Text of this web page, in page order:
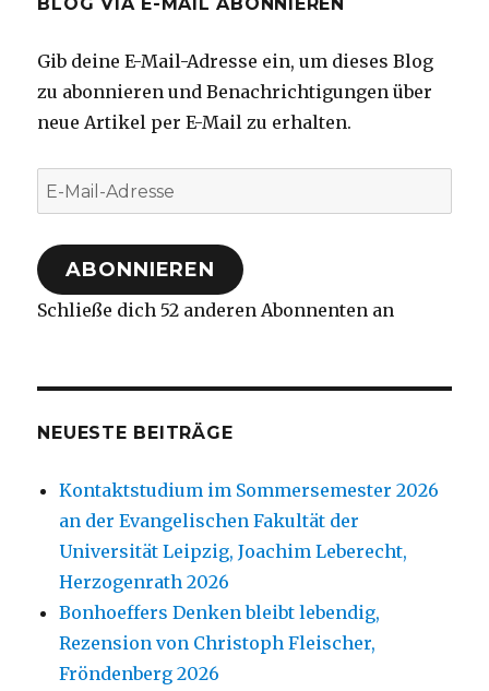
Gib deine E-Mail-Adresse ein, um dieses Blog
zu abonnieren und Benachrichtigungen über
neue Artikel per E-Mail zu erhalten.
E-
Mail-
Adresse
ABONNIEREN
Schließe dich 52 anderen Abonnenten an
NEUESTE BEITRÄGE
Kontaktstudium im Sommersemester 2026
an der Evangelischen Fakultät der
Universität Leipzig, Joachim Leberecht,
Herzogenrath 2026
Bonhoeffers Denken bleibt lebendig,
Rezension von Christoph Fleischer,
Fröndenberg 2026